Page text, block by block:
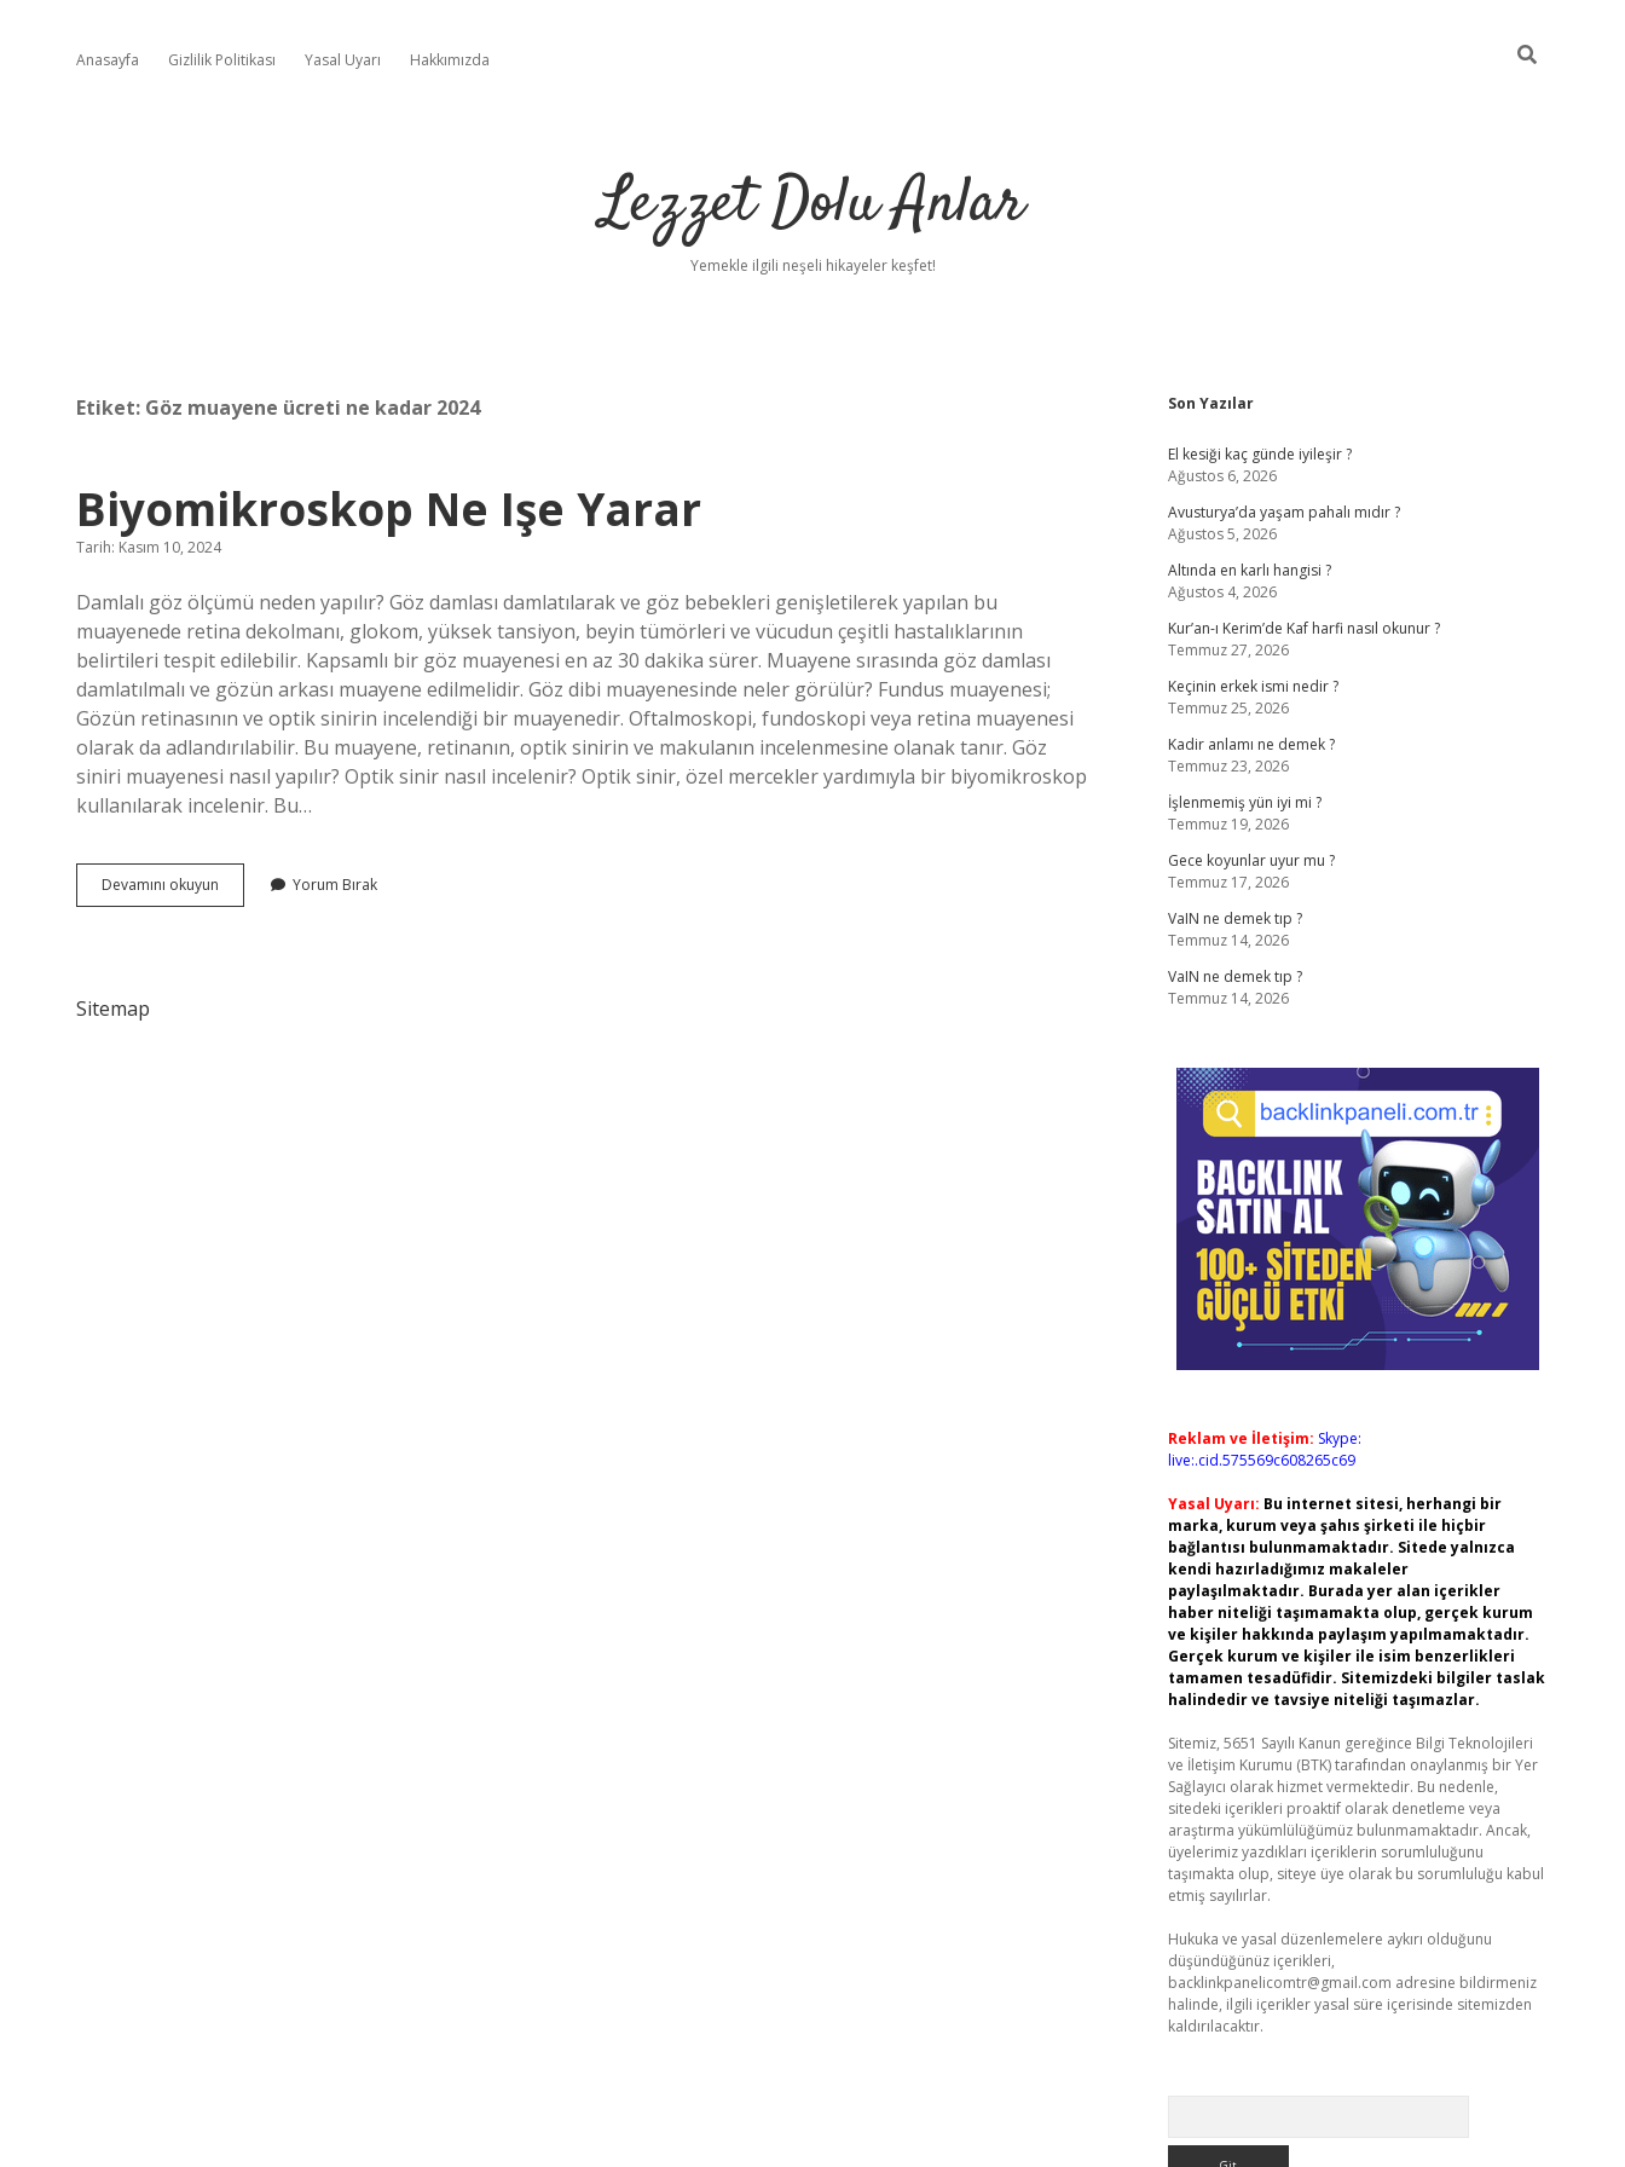
Anasayfa Gizlilik Politikası Yasal Uyarı Hakkımızda
Lezzet Dolu Anlar
Yemekle ilgili neşeli hikayeler keşfet!
Etiket: Göz muayene ücreti ne kadar 2024
Biyomikroskop Ne Işe Yarar
Tarih: Kasım 10, 2024
Damlalı göz ölçümü neden yapılır? Göz damlası damlatılarak ve göz bebekleri genişletilerek yapılan bu
muayenede retina dekolmanı, glokom, yüksek tansiyon, beyin tümörleri ve vücudun çeşitli hastalıklarının
belirtileri tespit edilebilir. Kapsamlı bir göz muayenesi en az 30 dakika sürer. Muayene sırasında göz damlası
damlatılmalı ve gözün arkası muayene edilmelidir. Göz dibi muayenesinde neler görülür? Fundus muayenesi;
Gözün retinasının ve optik sinirin incelendiği bir muayenedir. Oftalmoskopi, fundoskopi veya retina muayenesi
olarak da adlandırılabilir. Bu muayene, retinanın, optik sinirin ve makulanın incelenmesine olanak tanır. Göz
siniri muayenesi nasıl yapılır? Optik sinir nasıl incelenir? Optik sinir, özel mercekler yardımıyla bir biyomikroskop
kullanılarak incelenir. Bu…
Devamını okuyun Biyomikroskop
Ne
Yorum Bırak
Sitemap
Sidebar
Son Yazılar
El kesiği kaç günde iyileşir ?
Ağustos 6, 2026
Avusturya’da yaşam pahalı mıdır ?
Ağustos 5, 2026
Altında en karlı hangisi ?
Ağustos 4, 2026
Kur’an-ı Kerim’de Kaf harfi nasıl okunur ?
Temmuz 27, 2026
Keçinin erkek ismi nedir ?
Temmuz 25, 2026
Kadir anlamı ne demek ?
Temmuz 23, 2026
İşlenmemiş yün iyi mi ?
Temmuz 19, 2026
Gece koyunlar uyur mu ?
Temmuz 17, 2026
VaIN ne demek tıp ?
Temmuz 14, 2026
VaIN ne demek tıp ?
Temmuz 14, 2026
Reklam ve İletişim: Skype:
live:.cid.575569c608265c69
Yasal Uyarı: Bu internet sitesi, herhangi bir
marka, kurum veya şahıs şirketi ile hiçbir
bağlantısı bulunmamaktadır. Sitede yalnızca
kendi hazırladığımız makaleler
paylaşılmaktadır. Burada yer alan içerikler
haber niteliği taşımamakta olup, gerçek kurum
ve kişiler hakkında paylaşım yapılmamaktadır.
Gerçek kurum ve kişiler ile isim benzerlikleri
tamamen tesadüfidir. Sitemizdeki bilgiler taslak
halindedir ve tavsiye niteliği taşımazlar.
Sitemiz, 5651 Sayılı Kanun gereğince Bilgi Teknolojileri
ve İletişim Kurumu (BTK) tarafından onaylanmış bir Yer
Sağlayıcı olarak hizmet vermektedir. Bu nedenle,
sitedeki içerikleri proaktif olarak denetleme veya
araştırma yükümlülüğümüz bulunmamaktadır. Ancak,
üyelerimiz yazdıkları içeriklerin sorumluluğunu
taşımakta olup, siteye üye olarak bu sorumluluğu kabul
etmiş sayılırlar.
Hukuka ve yasal düzenlemelere aykırı olduğunu
düşündüğünüz içerikleri,
backlinkpanelicomtr@gmail.com adresine bildirmeniz
halinde, ilgili içerikler yasal süre içerisinde sitemizden
kaldırılacaktır.
ilbet giriş